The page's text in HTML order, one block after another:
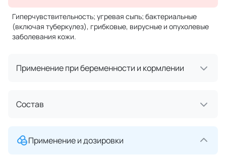
Гиперчувствительность; угревая сыпь; бактериальные
(включая туберкулез), грибковые, вирусные и опухолевые
заболевания кожи.
Применение при беременности и кормлении
Состав
Применение и дозировки